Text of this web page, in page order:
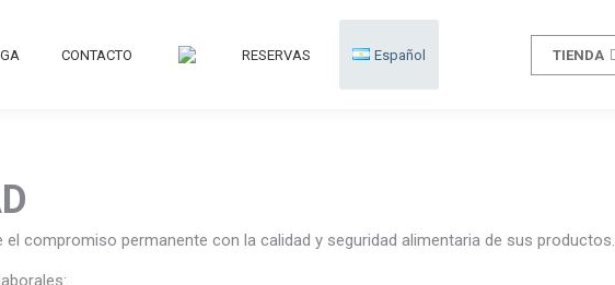
CONTACTO RESERVAS Español TIENDA
compromiso permanente con la calidad y seguridad alimentaria de sus productos.